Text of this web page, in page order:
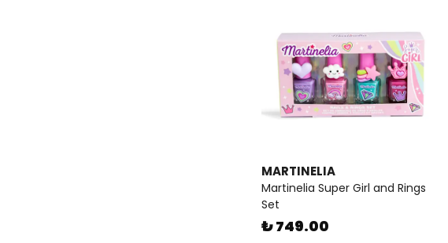
MARTINELIA
Martinelia Super Girl and Rings
Set
₺ 749.00